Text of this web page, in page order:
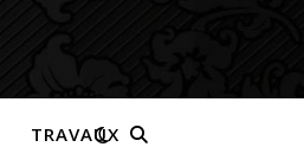
TRAVAUX